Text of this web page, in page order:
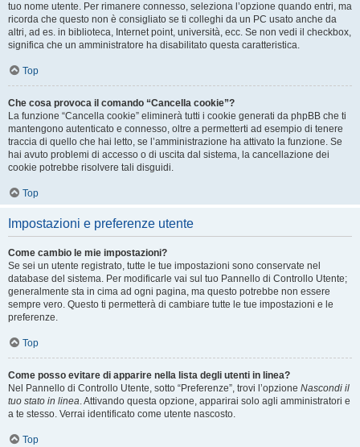
tuo nome utente. Per rimanere connesso, seleziona l’opzione quando entri, ma
ricorda che questo non è consigliato se ti colleghi da un PC usato anche da
altri, ad es. in biblioteca, Internet point, università, ecc. Se non vedi il checkbox,
significa che un amministratore ha disabilitato questa caratteristica.
Top
Che cosa provoca il comando “Cancella cookie”?
La funzione “Cancella cookie” eliminerà tutti i cookie generati da phpBB che ti
mantengono autenticato e connesso, oltre a permetterti ad esempio di tenere
traccia di quello che hai letto, se l’amministrazione ha attivato la funzione. Se
hai avuto problemi di accesso o di uscita dal sistema, la cancellazione dei
cookie potrebbe risolvere tali disguidi.
Top
Impostazioni e preferenze utente
Come cambio le mie impostazioni?
Se sei un utente registrato, tutte le tue impostazioni sono conservate nel
database del sistema. Per modificarle vai sul tuo Pannello di Controllo Utente;
generalmente sta in cima ad ogni pagina, ma questo potrebbe non essere
sempre vero. Questo ti permetterà di cambiare tutte le tue impostazioni e le
preferenze.
Top
Come posso evitare di apparire nella lista degli utenti in linea?
Nel Pannello di Controllo Utente, sotto “Preferenze”, trovi l’opzione Nascondi il
tuo stato in linea. Attivando questa opzione, apparirai solo agli amministratori e
a te stesso. Verrai identificato come utente nascosto.
Top